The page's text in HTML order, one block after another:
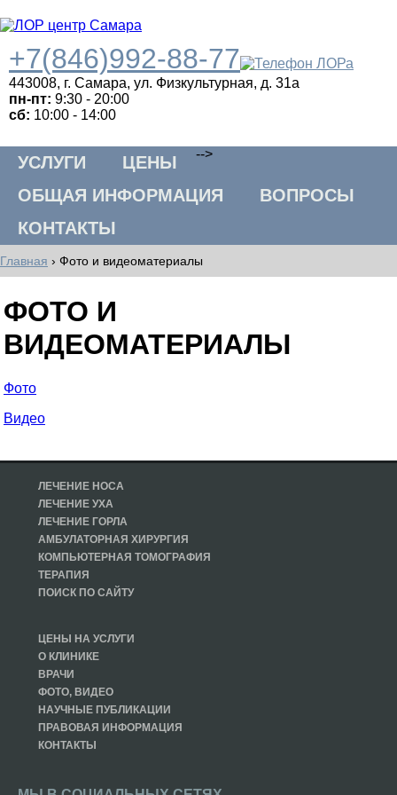
+7(846)992-88-77
443008, г. Самара, ул. Физкультурная, д. 31а
пн-пт: 9:30 - 20:00
сб: 10:00 - 14:00
-->
УСЛУГИ
ЦЕНЫ
ОБЩАЯ ИНФОРМАЦИЯ
ВОПРОСЫ
КОНТАКТЫ
Главная › Фото и видеоматериалы
ФОТО И
ВИДЕОМАТЕРИАЛЫ
Фото
Видео
ЛЕЧЕНИЕ НОСА
ЛЕЧЕНИЕ УХА
ЛЕЧЕНИЕ ГОРЛА
АМБУЛАТОРНАЯ ХИРУРГИЯ
КОМПЬЮТЕРНАЯ ТОМОГРАФИЯ
ТЕРАПИЯ
ПОИСК ПО САЙТУ
ЦЕНЫ НА УСЛУГИ
О КЛИНИКЕ
ВРАЧИ
ФОТО, ВИДЕО
НАУЧНЫЕ ПУБЛИКАЦИИ
ПРАВОВАЯ ИНФОРМАЦИЯ
КОНТАКТЫ